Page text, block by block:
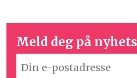
Meld deg på